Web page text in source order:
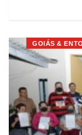
GOIÁS &